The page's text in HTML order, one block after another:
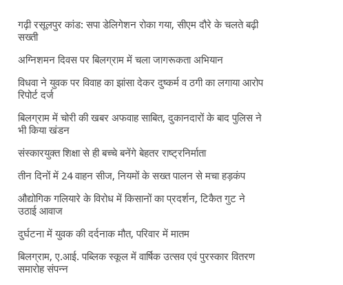
गढ़ी रसूलपुर कांड: सपा डेलिगेशन रोका गया, सीएम दौरे के चलते बढ़ी
सख्ती
अग्निशमन दिवस पर बिलग्राम में चला जागरूकता अभियान
विधवा ने युवक पर विवाह का झांसा देकर दुष्कर्म व ठगी का लगाया आरोप
रिपोर्ट दर्ज
बिलग्राम में चोरी की खबर अफवाह साबित, दुकानदारों के बाद पुलिस ने
भी किया खंडन
संस्कारयुक्त शिक्षा से ही बच्चे बनेंगे बेहतर राष्ट्रनिर्माता
तीन दिनों में 24 वाहन सीज, नियमों के सख्त पालन से मचा हड़कंप
औद्योगिक गलियारे के विरोध में किसानों का प्रदर्शन, टिकैत गुट ने
उठाई आवाज
दुर्घटना में युवक की दर्दनाक मौत, परिवार में मातम
बिलग्राम, ए.आई. पब्लिक स्कूल में वार्षिक उत्सव एवं पुरस्कार वितरण
समारोह संपन्न